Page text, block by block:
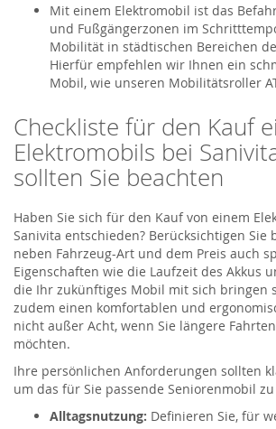
Mit einem Elektromobil ist das
und Fußgängerzonen im
Mobilität in städtischen Bereichen
Hierfür empfehlen wir Ihnen ein
Mobil, wie unseren Mobilitätsroller
Checkliste für den Kauf
Elektromobils bei
sollten Sie beachten
Haben Sie sich für den Kauf von einem
Sanivita entschieden? Berücksichtigen Sie
neben Fahrzeug-Art und dem Preis auch
Eigenschaften wie die Laufzeit des Akkus
die Ihr zukünftiges Mobil mit sich bringen
zudem einen komfortablen und
nicht außer Acht, wenn Sie längere
möchten.
Ihre persönlichen Anforderungen sollten
um das für Sie passende Seniorenmobil
Alltagsnutzung: Definieren Sie, für